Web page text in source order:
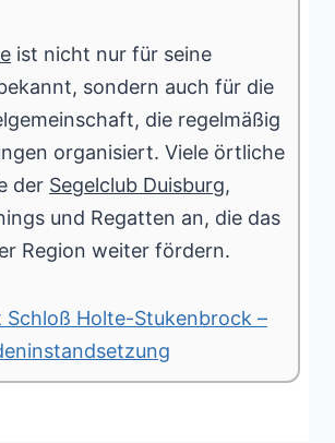
ist nicht nur für seine
sondern auch für die
die regelmäßig
organisiert. Viele örtliche
der Segelclub Duisburg,
und Regatten an, die das
Region weiter fördern.
Holte-Stukenbrock –